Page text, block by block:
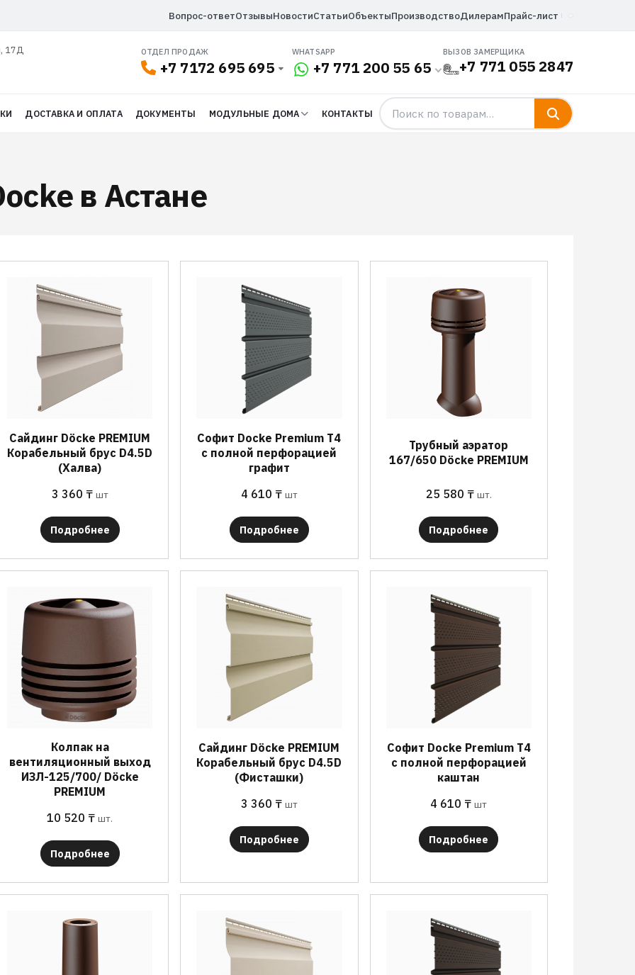
Вопрос-ответОтзывыНовостиСтатьиОбъектыПроизводствоДилерамПрайс-лист
17Д
ОТДЕЛ ПРОДАЖ
+7 7172 695 695
WHATSAPP
+7 771 200 55 65
ВЫЗОВ ЗАМЕРЩИКА
+7 771 055 2847
ДОСТАВКА И ОПЛАТА ДОКУМЕНТЫ МОДУЛЬНЫЕ ДОМА КОНТАКТЫ
в Астане
Сайдинг Döcke PREMIUM
Корабельный брус D4.5D
(Халва)
3 360 ₸ шт
Подробнее
Софит Docke Premium T4
с полной перфорацией
графит
4 610 ₸ шт
Подробнее
Трубный аэратор
167/650 Döcke PREMIUM
25 580 ₸ шт.
Подробнее
Колпак на
вентиляционный выход
ИЗЛ-125/700/ Döcke
PREMIUM
10 520 ₸ шт.
Подробнее
Сайдинг Döcke PREMIUM
Корабельный брус D4.5D
(Фисташки)
3 360 ₸ шт
Подробнее
Софит Docke Premium T4
с полной перфорацией
каштан
4 610 ₸ шт
Подробнее